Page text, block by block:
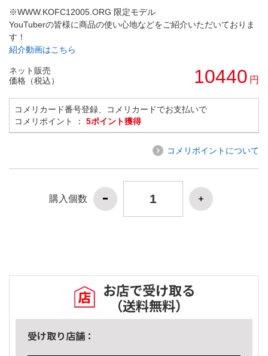
※WWW.KOFC12005.ORG 限定モデル
YouTuberの皆様に商品の使い心地などをご紹介いただいておりま
す！
紹介動画はこちら
ネット販売
価格（税込）
10440 円
コメリカード番号登録、コメリカードでお支払いで
コメリポイント ： 5ポイント獲得
コメリポイントについて
購入個数
お店で受け取る
（送料無料）
受け取り店舗：